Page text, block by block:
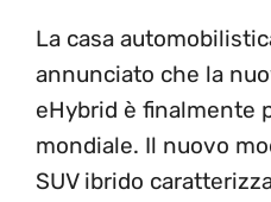
La casa
annunciato che la
eHybrid è finalmente
mondiale. Il nuovo
SUV ibrido